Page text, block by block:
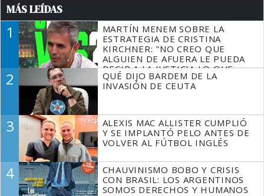
MÁS LEÍDAS
1
MARTÍN MENEM SOBRE LA
ESTRATEGIA DE CRISTINA
KIRCHNER: "NO CREO QUE
ALGUIEN DE AFUERA LE PUEDA
DECIR A LA JUSTICIA LO QUE
TIENE QUE HACER"
2
QUÉ DIJO BARDEM DE LA
INVASIÓN DE CEUTA
3
ALEXIS MAC ALLISTER CUMPLIÓ
Y SE IMPLANTÓ PELO ANTES DE
VOLVER AL FÚTBOL INGLÉS
4
CHAUVINISMO BOBO Y CRISIS
CON BRASIL: LOS ARGENTINOS
SOMOS DERECHOS Y HUMANOS